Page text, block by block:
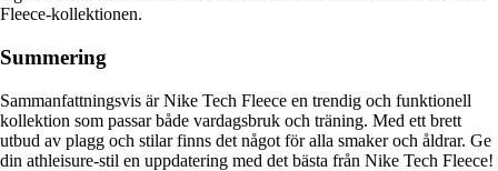
Fleece-kollektionen.
Summering
Sammanfattningsvis är Nike Tech Fleece en trendig och funktionell
kollektion som passar både vardagsbruk och träning. Med ett brett
utbud av plagg och stilar finns det något för alla smaker och åldrar. Ge
din athleisure-stil en uppdatering med det bästa från Nike Tech Fleece!